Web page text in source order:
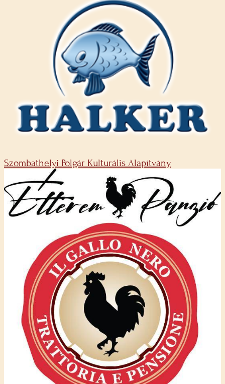
Szombathelyi Polgár Kulturális Alapítvány